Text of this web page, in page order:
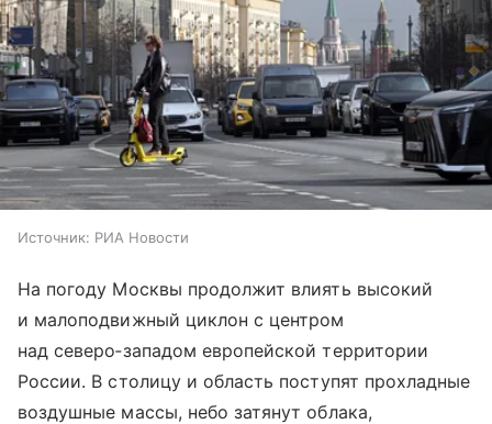
Источник: РИА Новости
На погоду Москвы продолжит влиять высокий
и малоподвижный циклон с центром
над северо‑западом европейской территории
России. В столицу и область поступят прохладные
воздушные массы, небо затянут облака,